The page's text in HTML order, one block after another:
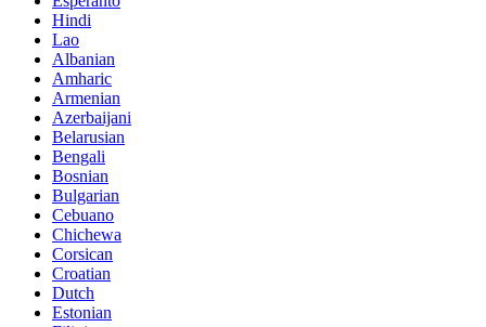
Hindi
Lao
Albanian
Amharic
Armenian
Azerbaijani
Belarusian
Bengali
Bosnian
Bulgarian
Cebuano
Chichewa
Corsican
Croatian
Dutch
Estonian